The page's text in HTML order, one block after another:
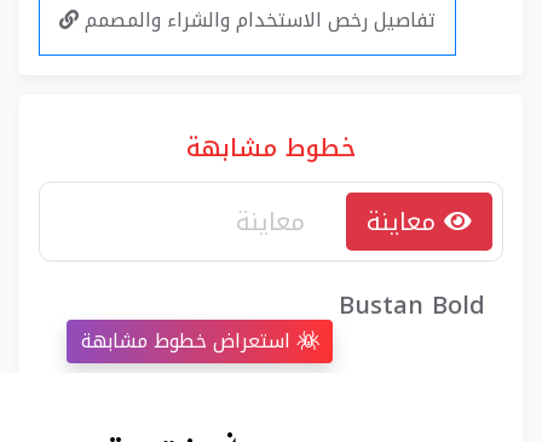
تفاصيل رخص الاستخدام والشراء والمصمم
خطوط مشابهة
Bustan Bold